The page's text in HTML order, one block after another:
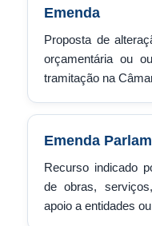
Emenda
Proposta de
orçamentária ou
tramitação na
Emenda
Recurso indicado
de obras,
apoio a entidades